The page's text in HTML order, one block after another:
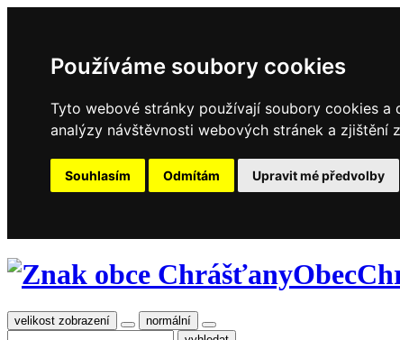
Používáme soubory cookies
Tyto webové stránky používají soubory cookies a
analýzy návštěvnosti webových stránek a zjištění
Souhlasím Odmítám Upravit mé předvolby
Obec
velikost zobrazení normální